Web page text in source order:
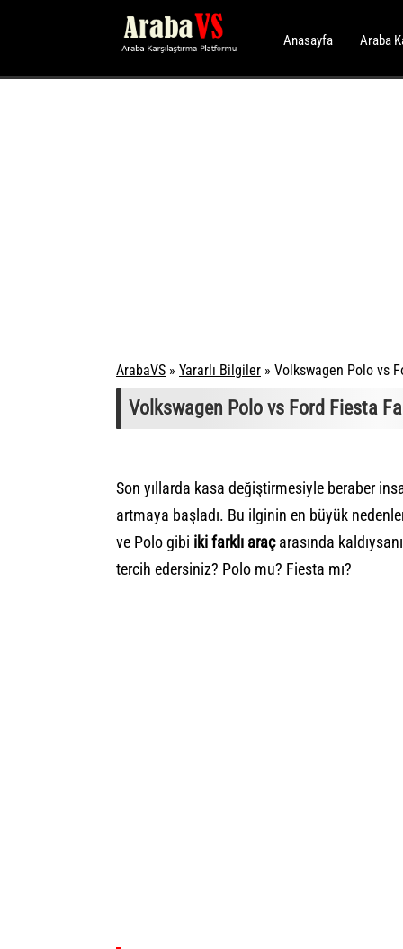
Anasayfa Araba
ArabaVS » Yararlı Bilgiler » Volkswagen Polo vs
Volkswagen Polo vs Ford Fiesta
Son yıllarda kasa değiştirmesiyle beraber
artmaya başladı. Bu ilginin en büyük
ve Polo gibi iki farklı araçarasında
tercih edersiniz? Polo mu? Fiesta mı?